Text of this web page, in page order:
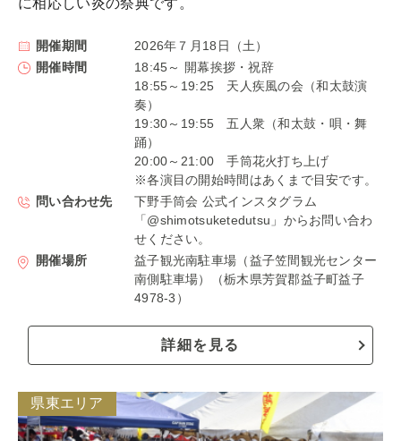
開催期間
2026年７月18日（土）
開催時間
18:45～ 開幕挨拶・祝辞
18:55～19:25 天人疾風の会（和太鼓演
奏）
19:30～19:55 五人衆（和太鼓・唄・舞
踊）
20:00～21:00 手筒花火打ち上げ
※各演目の開始時間はあくまで目安です。
問い合わせ先
下野手筒会 公式インスタグラム
「@shimotsuketedutsu」からお問い合わ
せください。
開催場所
益子観光南駐車場（益子笠間観光センター
南側駐車場）（栃木県芳賀郡益子町益子
4978-3）
詳細を見る
県東エリア